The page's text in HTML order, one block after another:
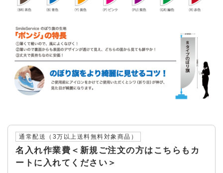
通常配送（3万以上送料無料対象商品）
名入れ作業費＜新規ご注文の方はこちらもカ
ートに入れてください＞